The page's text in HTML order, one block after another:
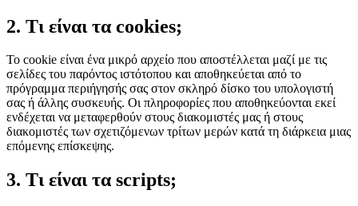
2. Τι είναι τα cookies;
Το cookie είναι ένα μικρό αρχείο που αποστέλλεται μαζί με τις
σελίδες του παρόντος ιστότοπου και αποθηκεύεται από το
πρόγραμμα περιήγησής σας στον σκληρό δίσκο του υπολογιστή
σας ή άλλης συσκευής. Οι πληροφορίες που αποθηκεύονται εκεί
ενδέχεται να μεταφερθούν στους διακομιστές μας ή στους
διακομιστές των σχετιζόμενων τρίτων μερών κατά τη διάρκεια μιας
επόμενης επίσκεψης.
3. Τι είναι τα scripts;